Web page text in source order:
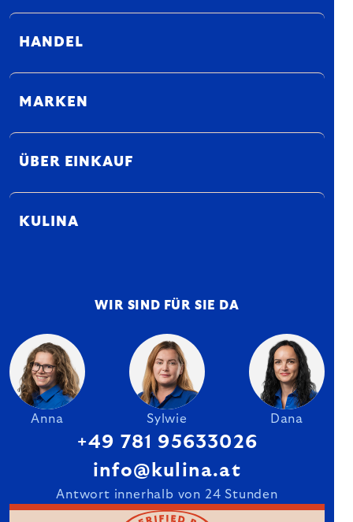
HANDEL
MARKEN
ÜBER EINKAUF
KULINA
WIR SIND FÜR SIE DA
Anna Sylwie Dana
+49 781 95633026
info@kulina.at
Antwort innerhalb von 24 Stunden